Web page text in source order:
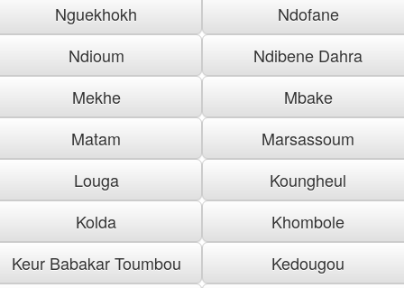
Nguekhokh
Ndofane
Ndioum
Ndibene Dahra
Mekhe
Mbake
Matam
Marsassoum
Louga
Koungheul
Kolda
Khombole
Keur Babakar Toumbou
Kedougou